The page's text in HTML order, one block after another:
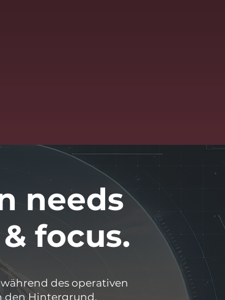
needs
focus.
des operativen
den Hintergrund.